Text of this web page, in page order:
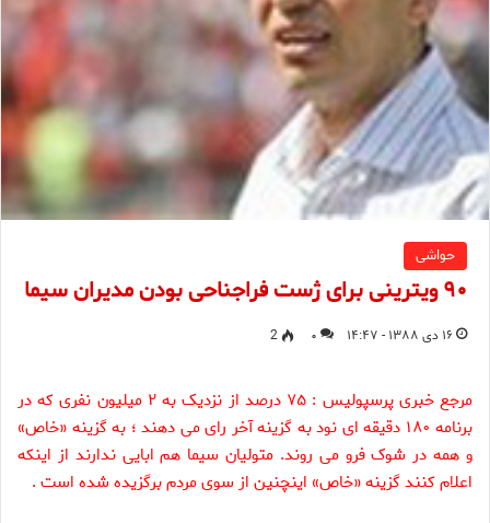
حواشی
۹۰ ویترینی برای ژست فراجناحی بودن مدیران سیما
۱۶ دی ۱۳۸۸ - ۱۴:۴۷ ۰ 2
مرجع خبری پرسپولیس : ۷۵ درصد از نزدیک به ۲ میلیون نفری که در
برنامه ۱۸۰ دقیقه ای نود به گزینه آخر رای می دهند ؛ به گزینه «خاص»
و همه در شوک فرو می روند. متولیان سیما هم ابایی ندارند از اینکه
اعلام کنند گزینه «خاص» اینچنین از سوی مردم برگزیده شده است .